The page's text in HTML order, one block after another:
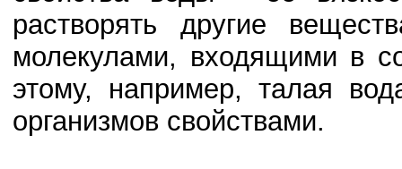
растворять другие
молекулами, входящими в
этому, например, талая
организмов свойствами.